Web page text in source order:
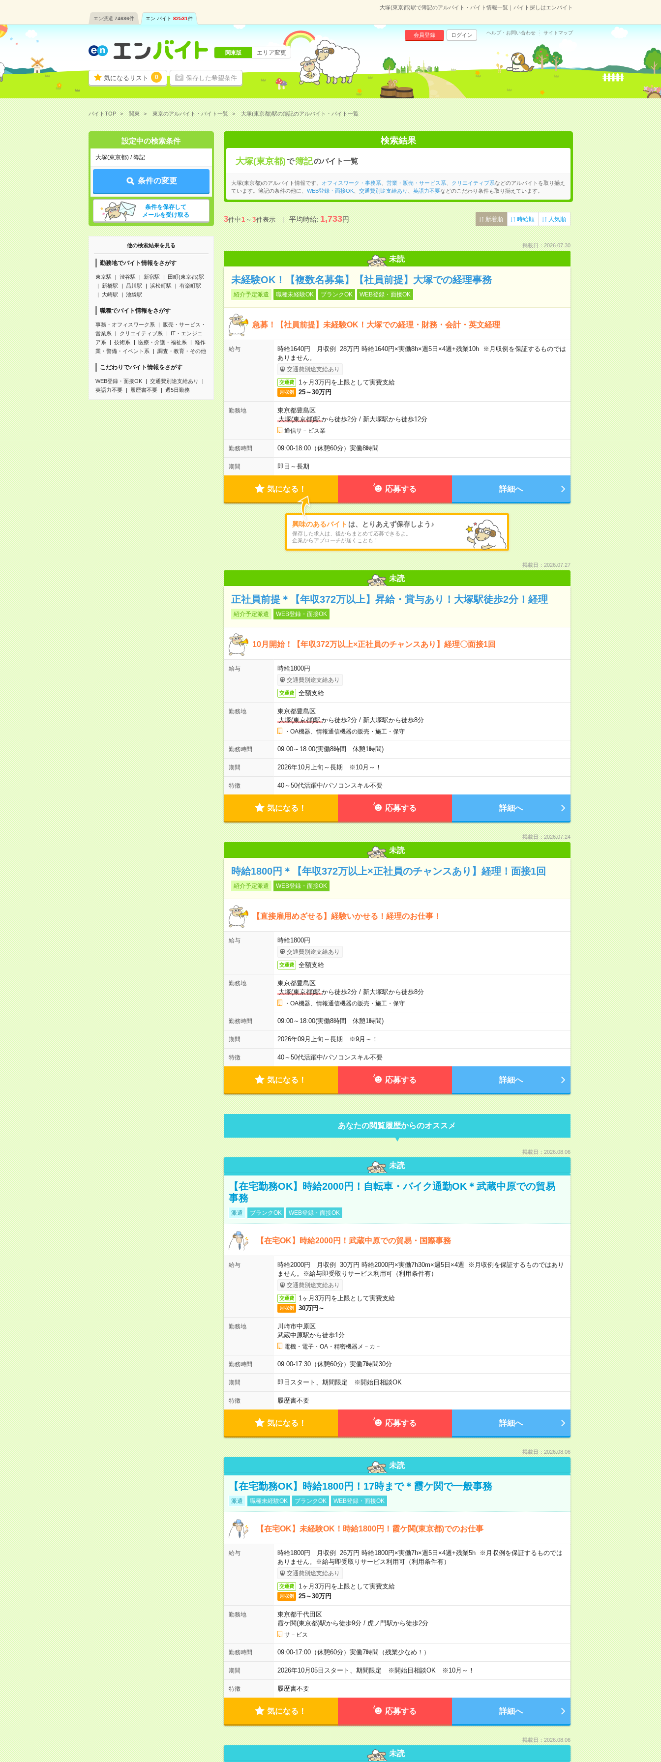
大塚(東京都)駅で簿記のアルバイト・バイト情報一覧｜バイト探しはエンバイト
エン派遣 74686件 エン バイト 82531件
気になるリスト 0 保存した希望条件
会員登録 ログイン ヘルプ・お問い合わせ サイトマップ
関東版 エリア変更
バイトTOP 関東 東京のアルバイト・バイト一覧 大塚(東京都)駅の簿記のアルバイト・バイト一覧
設定中の検索条件
大塚(東京都) / 簿記
条件の変更
条件を保存して
メールを受け取る
他の検索結果を見る
勤務地でバイト情報をさがす
東京駅 渋谷駅 新宿駅
田町(東京都)駅
新橋駅
品川駅 浜松町駅
有楽町駅
大崎駅
池袋駅
職種でバイト情報をさがす
事務・オフィスワーク系
販売・サービス・
営業系
クリエイティブ系
IT・エンジニ
ア系
技術系 医療・介護・福祉系
軽作
業・警備・イベント系
調査・教育・その他
こだわりでバイト情報をさがす
WEB登録・面接OK
交通費別途支給あり
英語力不要
履歴書不要 週5日勤務
検索結果
大塚(東京都)で簿記のバイト一覧
大塚(東京都)のアルバイト情報です。 オフィスワーク・事務系 営業・販売・サービス系 クリエイティブ系などのアルバイトを取り揃え
ています。簿記の条件の他に、 WEB登録・面接OK、 交通費別途支給あり 英語力不要などのこだわり条件も取り揃えています。
3件中1～3件表示 平均時給:1,733円 新着順 時給順 人気順
掲載日：2026.07.30
未読
未経験OK！【複数名募集】【社員前提】大塚での経理事務
紹介予定派遣 職種未経験OK ブランクOK WEB登録・面接OK
急募！【社員前提】未経験OK！大塚での経理・財務・会計・英文経理
給与
時給1640円 月収例 28万円 時給1640円×実働8h×週5日×4週+残業10h ※月収例を保証するものでは
ありません。
交通費別途支給あり
交通費 1ヶ月3万円を上限として実費支給
月収例 25～30万円
勤務地
東京都豊島区
大塚(東京都)駅から徒歩2分/ 新大塚駅から徒歩12分
通信サ－ビス業
勤務時間 09:00-18:00（休憩60分）実働8時間
期間 即日～長期
気になる！ 応募する 詳細へ
興味のあるバイト は、とりあえず保存しよう♪
保存した求人は、後からまとめて応募できるよ。
企業からアプローチが届くことも！
掲載日：2026.07.27
未読
正社員前提＊【年収372万以上】昇給・賞与あり！大塚駅徒歩2分！経理
紹介予定派遣 WEB登録・面接OK
10月開始！【年収372万以上×正社員のチャンスあり】経理〇面接1回
給与 時給1800円
交通費別途支給あり
交通費 全額支給
勤務地
東京都豊島区
大塚(東京都)駅から徒歩2分/ 新大塚駅から徒歩8分
・OA機器、情報通信機器の販売・施工・保守
勤務時間 09:00～18:00(実働8時間 休憩1時間)
期間 2026年10月上旬～長期 ※10月～！
特徴 40～50代活躍中/パソコンスキル不要
気になる！ 応募する 詳細へ
掲載日：2026.07.24
未読
時給1800円＊【年収372万以上×正社員のチャンスあり】経理！面接1回
紹介予定派遣 WEB登録・面接OK
【直接雇用めざせる】経験いかせる！経理のお仕事！
給与 時給1800円
交通費別途支給あり
交通費 全額支給
勤務地
東京都豊島区
大塚(東京都)駅から徒歩2分/ 新大塚駅から徒歩8分
・OA機器、情報通信機器の販売・施工・保守
勤務時間 09:00～18:00(実働8時間 休憩1時間)
期間 2026年09月上旬～長期 ※9月～！
特徴 40～50代活躍中/パソコンスキル不要
気になる！ 応募する 詳細へ
あなたの閲覧履歴からのオススメ
掲載日：2026.08.06
未読
【在宅勤務OK】時給2000円！自転車・バイク通勤OK＊武蔵中原での貿易
事務
派遣 ブランクOK WEB登録・面接OK
【在宅OK】時給2000円！武蔵中原での貿易・国際事務
給与
時給2000円 月収例 30万円 時給2000円×実働7h30m×週5日×4週 ※月収例を保証するものではあり
ません。※給与即受取りサービス利用可（利用条件有）
交通費別途支給あり
交通費 1ヶ月3万円を上限として実費支給
月収例 30万円～
勤務地
川崎市中原区
武蔵中原駅から徒歩1分
電機・電子・OA・精密機器メ－カ－
勤務時間 09:00-17:30（休憩60分）実働7時間30分
期間 即日スタート、期間限定 ※開始日相談OK
特徴 履歴書不要
気になる！ 応募する 詳細へ
掲載日：2026.08.06
未読
【在宅勤務OK】時給1800円！17時まで＊霞ケ関で一般事務
派遣 職種未経験OK ブランクOK WEB登録・面接OK
【在宅OK】未経験OK！時給1800円！霞ケ関(東京都)でのお仕事
給与
時給1800円 月収例 26万円 時給1800円×実働7h×週5日×4週+残業5h ※月収例を保証するものでは
ありません。※給与即受取りサービス利用可（利用条件有）
交通費別途支給あり
交通費 1ヶ月3万円を上限として実費支給
月収例 25～30万円
勤務地
東京都千代田区
霞ケ関(東京都)駅から徒歩9分/ 虎ノ門駅から徒歩2分
サ－ビス
勤務時間 09:00-17:00（休憩60分）実働7時間（残業少なめ！）
期間 2026年10月05日スタート、期間限定 ※開始日相談OK ※10月～！
特徴 履歴書不要
気になる！ 応募する 詳細へ
掲載日：2026.08.06
未読